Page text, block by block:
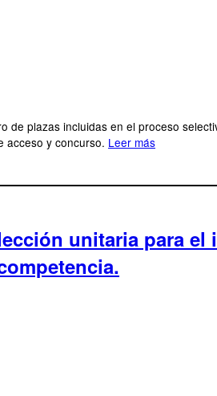
plazas incluidas en el proceso
acceso y concurso. Leer más
unitaria para el